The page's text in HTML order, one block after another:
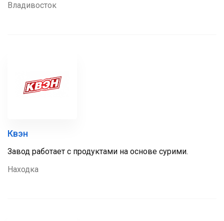
Владивосток
Квэн
Завод работает с продуктами на основе сурими.
Находка